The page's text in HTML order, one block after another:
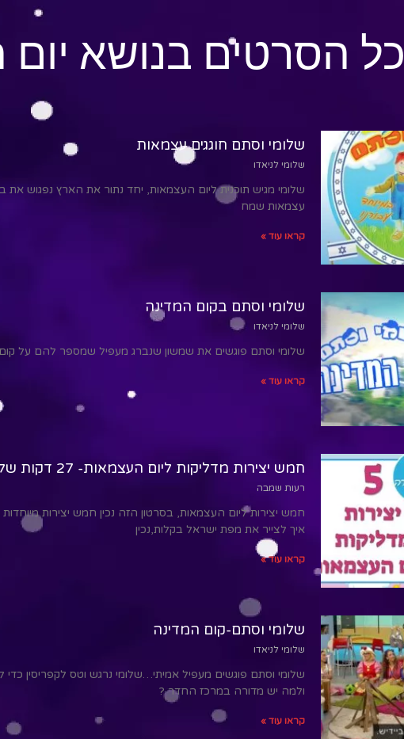
כל הסרטים בנושא
שלומי וסתם חוגגים עצמאות
שלומי לניאדו
שלומי מגיש תוכנית ליום העצמאות, יחד נתור את הארץ נפגוש
עצמאות שמח
קראו עוד »
שלומי וסתם בקום המדינה
שלומי לניאדו
שלומי וסתם פוגשים את שמשון שנברג מעפיל שמספר להם על
קראו עוד »
חמש יצירות מדליקות ליום העצמאות- 27 דקות של חוויה
רעות שמבה
חמש יצירות ליום העצמאות, בסרטון הזה נכין חמש יצירות
איך לצייר את מפת ישראל בקלות,נכין
קראו עוד »
שלומי וסתם-קום המדינה
שלומי לניאדו
שלומי וסתם פוגשים מעפיל אמיתי…שלומי נרגש וטס לקפריסין
ולמה יש מדורה במרכז החדר ?
קראו עוד »